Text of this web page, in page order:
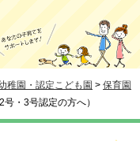
稚園・認定こども園 > 保育園
・3号認定の方へ）